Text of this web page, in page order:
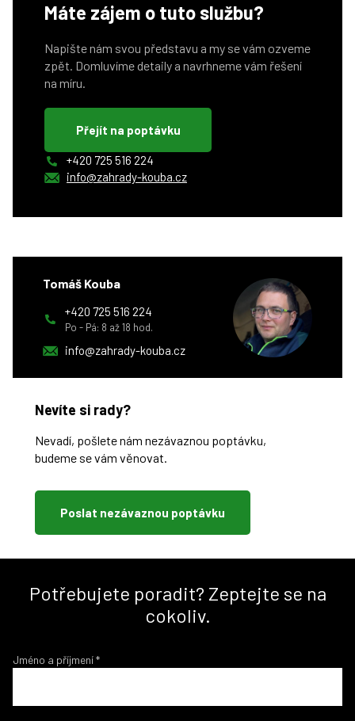
Máte zájem o tuto službu?
Napište nám svou představu a my se vám ozveme
zpět. Domluvíme detaily a navrhneme vám řešení
na míru.
Přejít na poptávku
+420 725 516 224
info@zahrady-kouba.cz
Tomáš Kouba
+420 725 516 224
Po - Pá: 8 až 18 hod.
info@zahrady-kouba.cz
Nevíte si rady?
Nevadí, pošlete nám nezávaznou poptávku,
budeme se vám věnovat.
Poslat nezávaznou poptávku
Potřebujete poradit? Zeptejte se na
cokoliv.
Jméno a příjmení*